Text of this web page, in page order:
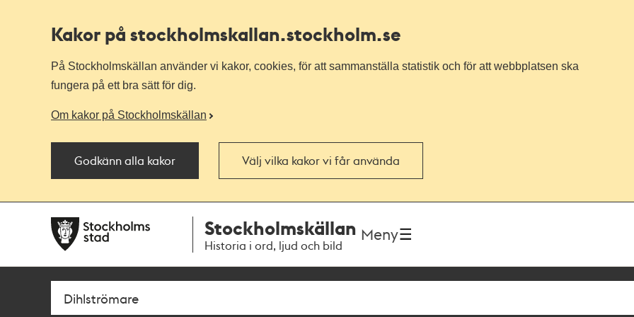
Kakor på stockholmskallan.stockholm.se
På Stockholmskällan använder vi kakor, cookies, för att sammanställa statistik och för att webbplatsen ska
fungera på ett bra sätt för dig.
Om kakor på Stockholmskällan
Godkänn alla kakor Välj vilka kakor vi får använda
navigationen
huvudinnehållet
Stockholmskällan
Historia i ord, ljud och bild
Meny
Sök